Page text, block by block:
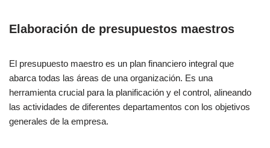
Elaboración de presupuestos maestros
El presupuesto maestro es un plan financiero integral que
abarca todas las áreas de una organización. Es una
herramienta crucial para la planificación y el control, alineando
las actividades de diferentes departamentos con los objetivos
generales de la empresa.